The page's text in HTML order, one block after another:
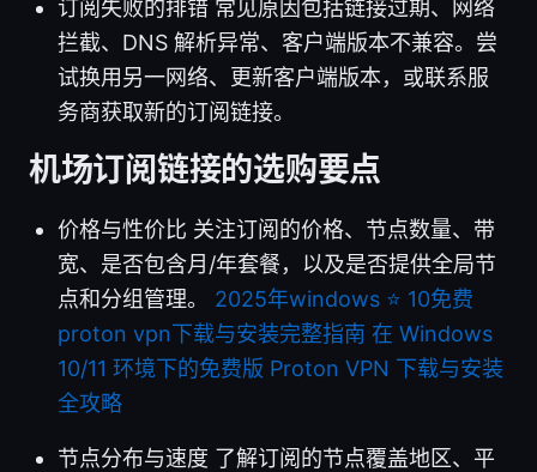
订阅失败的排错 常见原因包括链接过期、网络
拦截、DNS 解析异常、客户端版本不兼容。尝
试换用另一网络、更新客户端版本，或联系服
务商获取新的订阅链接。
机场订阅链接的选购要点
价格与性价比 关注订阅的价格、节点数量、带
宽、是否包含月/年套餐，以及是否提供全局节
点和分组管理。 2025年windows ⭐ 10免费
proton vpn下载与安装完整指南 在 Windows
10/11 环境下的免费版 Proton VPN 下载与安装
全攻略
节点分布与速度 了解订阅的节点覆盖地区、平